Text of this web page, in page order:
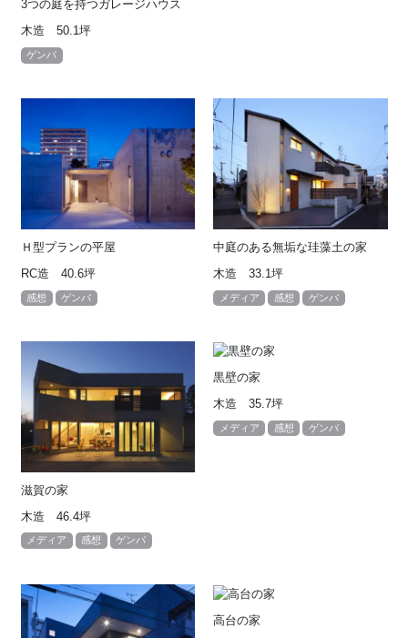
3つの庭を持つガレージハウス
木造 50.1坪
ゲンバ
Ｈ型プランの平屋
RC造 40.6坪
感想 ゲンバ
中庭のある無垢な珪藻土の家
木造 33.1坪
メディア 感想 ゲンバ
滋賀の家
木造 46.4坪
メディア 感想 ゲンバ
黒壁の家
木造 35.7坪
メディア 感想 ゲンバ
高台の家